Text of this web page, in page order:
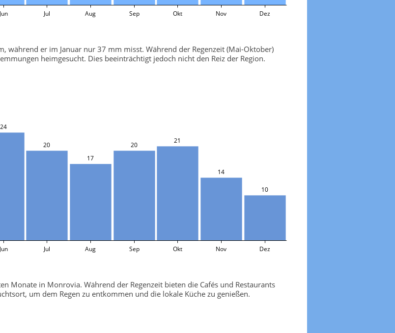
Jun Jul Aug Sep Okt Nov Dez
er im Januar nur 37 mm misst. Während der Regenzeit (Mai-Oktober)
heimgesucht. Dies beeinträchtigt jedoch nicht den Reiz der Region.
24
20
17
20
21
14
10
Jun Jul Aug Sep Okt Nov Dez
Monate in Monrovia. Während der Regenzeit bieten die Cafés und Restaurants
um dem Regen zu entkommen und die lokale Küche zu genießen.